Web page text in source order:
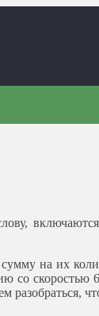
сумму на их
со скоростью